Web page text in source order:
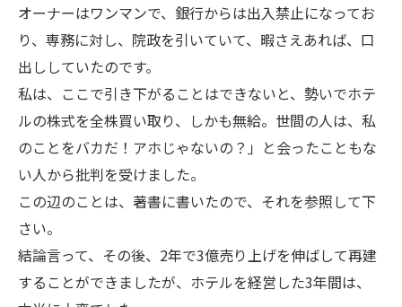
オーナーはワンマンで、銀行からは出入禁止になってお
り、専務に対し、院政を引いていて、暇さえあれば、口
出ししていたのです。
私は、ここで引き下がることはできないと、勢いでホテ
ルの株式を全株買い取り、しかも無給。世間の人は、私
のことをバカだ！アホじゃないの？」と会ったこともな
い人から批判を受けました。
この辺のことは、著書に書いたので、それを参照して下
さい。
結論言って、その後、2年で3億売り上げを伸ばして再建
することができましたが、ホテルを経営した3年間は、